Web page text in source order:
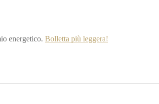
energetico. Bolletta più leggera!